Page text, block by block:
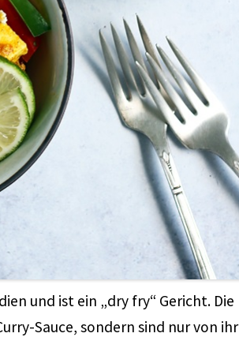
und ist ein „dry fry“ Gericht. Die
Sauce, sondern sind nur von ihr